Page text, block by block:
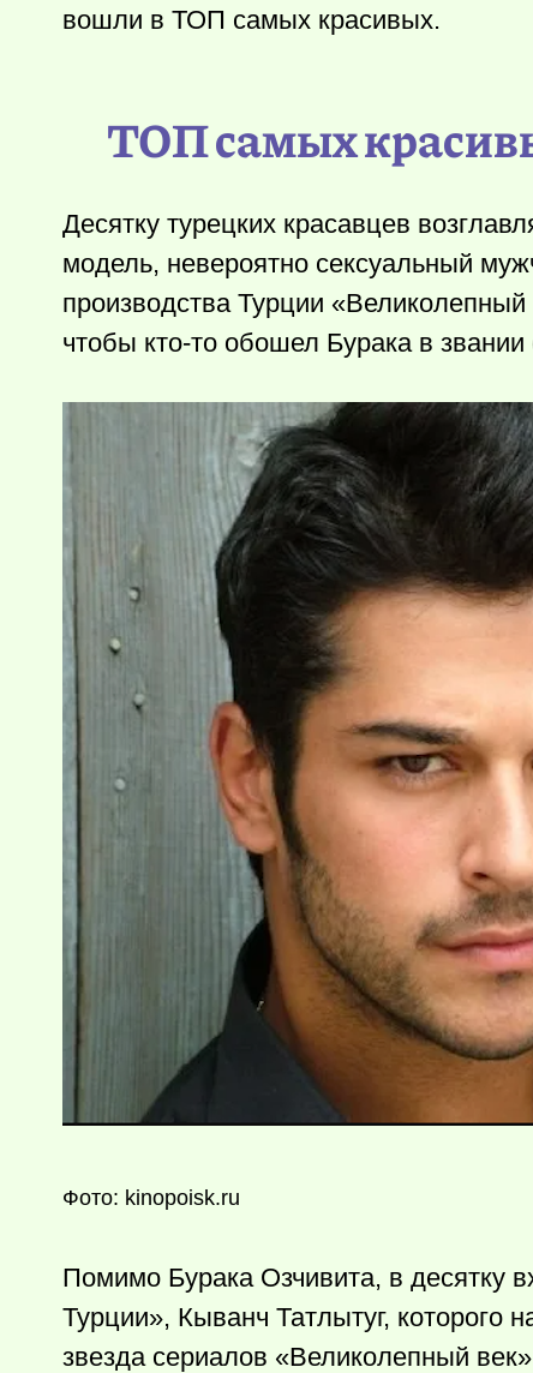
вошли в ТОП самых красивых.
ТОП самых
Десятку турецких красавцев
модель, невероятно сексуальный
производства Турции «Великолепный
чтобы кто-то обошел Бурака в звании
Фото: kinopoisk.ru
Помимо Бурака Озчивита, в десятку
Турции», Кыванч Татлытуг,
звезда сериалов «Великолепный